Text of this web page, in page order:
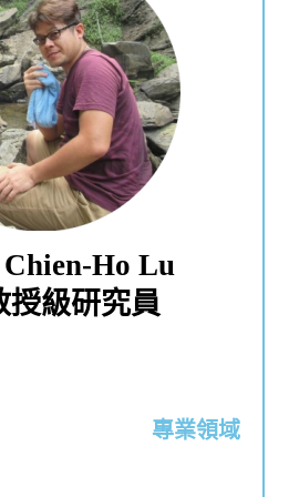
Ho Lu
授級研究員
專業領域